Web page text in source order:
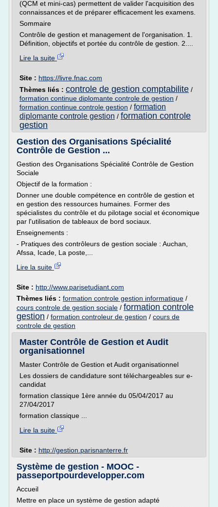
(QCM et mini-cas) permettent de valider l'acquisition des
connaissances et de préparer efficacement les examens.
Sommaire
Contrôle de gestion et management de l'organisation. 1.
Définition, objectifs et portée du contrôle de gestion. 2....
Lire la suite
Site : https://livre.fnac.com
Thèmes liés : controle de gestion comptabilite /
formation continue diplomante controle de gestion /
formation continue controle gestion / formation
diplomante controle gestion / formation controle
gestion
Gestion des Organisations Spécialité
Contrôle de Gestion ...
Gestion des Organisations Spécialité Contrôle de Gestion
Sociale
Objectif de la formation :
Donner une double compétence en contrôle de gestion et
en gestion des ressources humaines. Former des
spécialistes du contrôle et du pilotage social et économique
par l'utilisation de tableaux de bord sociaux.
Enseignements :
- Pratiques des contrôleurs de gestion sociale : Auchan,
Afssa, Icade, La poste,...
Lire la suite
Site : http://www.parisetudiant.com
Thèmes liés : formation controle gestion informatique /
cours controle de gestion sociale / formation controle
gestion / formation controleur de gestion / cours de
controle de gestion
Master Contrôle de Gestion et Audit
organisationnel
Master Contrôle de Gestion et Audit organisationnel
Les dossiers de candidature sont téléchargeables sur e-
candidat
formation classique 1ère année du 05/04/2017 au
27/04/2017
formation classique ...
Lire la suite
Site : http://gestion.parisnanterre.fr
Système de gestion - MOOC -
passeportpourdevelopper.com
Accueil
Mettre en place un système de gestion adapté